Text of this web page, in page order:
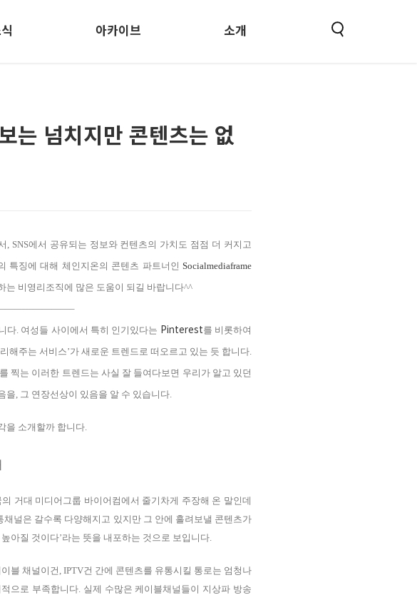
아카이브 소개
는 넘치지만 콘텐츠는 없
, SNS에서 공유되는 정보와 컨텐츠의 가치도 점점 더 커지고
특징에 대해 체인지온의 콘텐츠 파트너인 Socialmediaframe
는 비영리조직에 많은 도움이 되길 바랍니다^^
다. 여성들 사이에서 특히 인기있다는 Pinterest를 비롯하여
해주는 서비스’가 새로운 트렌드로 떠오르고 있는 듯 합니다.
찍는 이러한 트렌드는 사실 잘 들여다보면 우리가 알고 있던
을, 그 연장선상이 있음을 알 수 있습니다.
을 소개할까 합니다.
의 거대 미디어그룹 바이어컴에서 줄기차게 주장해 온 말인데
채널은 갈수록 다양해지고 있지만 그 안에 흘려보낼 콘텐츠가
아질 것이다’라는 뜻을 내포하는 것으로 보입니다.
블 채널이건, IPTV건 간에 콘텐츠를 유통시킬 통로는 엄청나
으로 부족합니다. 실제 수많은 케이블채널들이 지상파 방송